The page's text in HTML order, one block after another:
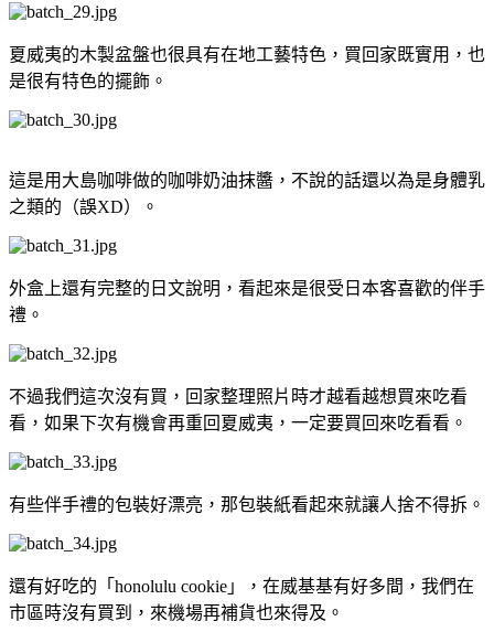
夏威夷的木製盆盤也很具有在地工藝特色，買回家既實用，也
是很有特色的擺飾。
這是用大島咖啡做的咖啡奶油抹醬，不說的話還以為是身體乳
之類的（誤XD）。
外盒上還有完整的日文說明，看起來是很受日本客喜歡的伴手
禮。
不過我們這次沒有買，回家整理照片時才越看越想買來吃看
看，如果下次有機會再重回夏威夷，一定要買回來吃看看。
有些伴手禮的包裝好漂亮，那包裝紙看起來就讓人捨不得拆。
還有好吃的「honolulu cookie」，在威基基有好多間，我們在
市區時沒有買到，來機場再補貨也來得及。